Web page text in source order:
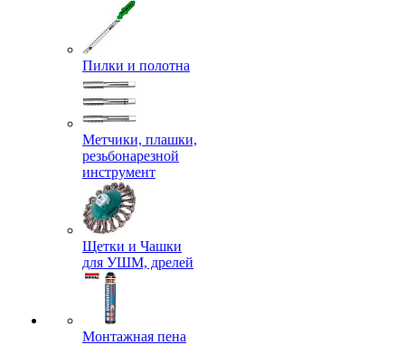
Пилки и полотна
Метчики, плашки,
резьбонарезной
инструмент
Щетки и Чашки
для УШМ, дрелей
Монтажная пена